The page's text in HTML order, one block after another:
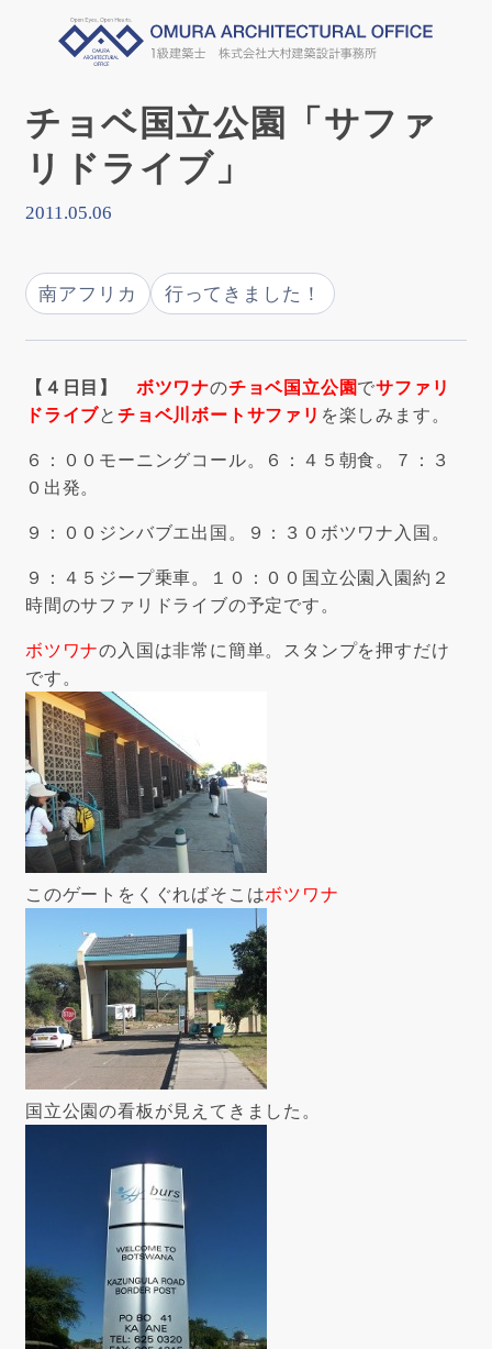
チョベ国立公園「サファ
リドライブ」
2011.05.06
南アフリカ 行ってきました！
【４日目】 ボツワナのチョベ国立公園でサファリ
ドライブと チョベ川ボートサファリ を楽しみます。
６：００モーニングコール。６：４５朝食。７：３
０出発。
９：００ジンバブエ出国。９：３０ボツワナ入国。
９：４５ジープ乗車。１０：００国立公園入園約２
時間のサファリドライブの予定です。
ボツワナの入国は非常に簡単。スタンプを押すだけ
です。
このゲートをくぐればそこはボツワナ
国立公園の看板が見えてきました。